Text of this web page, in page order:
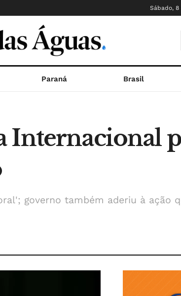
Sábado, 8
Paraná Brasil
Internacional
governo também aderiu à ação